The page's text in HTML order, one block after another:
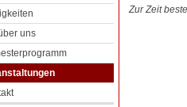
uns
Zur Zeit